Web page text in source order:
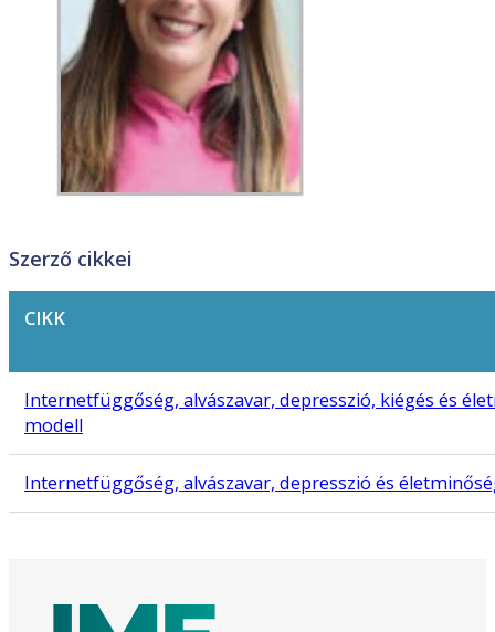
Szerző cikkei
CIKK
Internetfüggőség, alvászavar, depresszió, kiégés és
modell
Internetfüggőség, alvászavar, depresszió és